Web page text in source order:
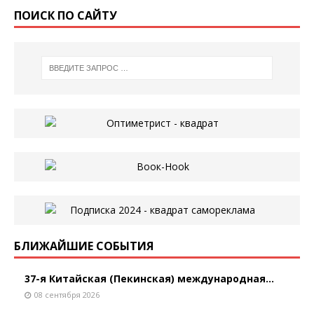
ПОИСК ПО САЙТУ
БЛИЖАЙШИЕ СОБЫТИЯ
37-я Китайская (Пекинская) международная...
08 сентября 2026